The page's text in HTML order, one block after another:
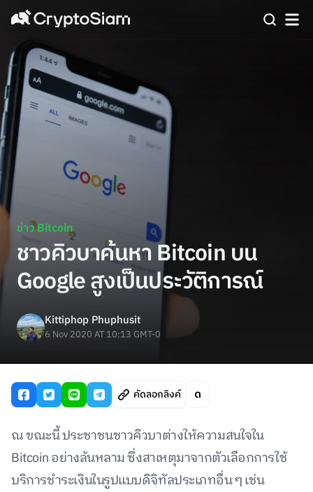
ข่าว Bitcoin
ชาวคิวบาค้นหา Bitcoin บน
Google สูงเป็นประวัติการณ์
Kittiphop Phuphusit
6 Nov 2020 AT 10:13 GMT-0
คัดลอกลิงค์
ณ ขณะนี้ ประชาชนชาวคิวบาต่างให้ความสนใจใน
Bitcoin อย่างล้นหลาม ซึ่งสาเหตุมาจากตัวเลือกการใช้
บริการชำระเงินในรูปแบบดิจิทัลประเภทอื่น ๆ เช่น